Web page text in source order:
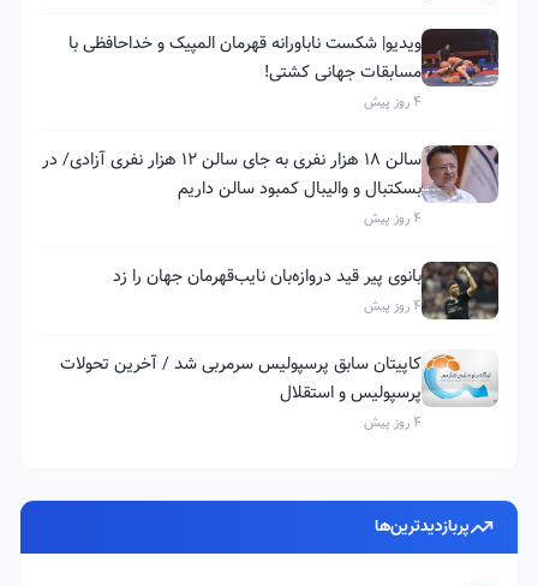
ویدیو| شکست ناباورانه قهرمان المپیک و خداحافظی با
مسابقات جهانی کشتی!
4 روز پیش
سالن ۱۸ هزار نفری به جای سالن ۱۲ هزار نفری آزادی/ در
بسکتبال و والیبال کمبود سالن داریم
4 روز پیش
بانوی پیر قید دروازه‌بان نایب‌قهرمان جهان را زد
4 روز پیش
کاپیتان سابق پرسپولیس سرمربی شد / آخرین تحولات
پرسپولیس و استقلال
4 روز پیش
پربازدیدترین‌ها